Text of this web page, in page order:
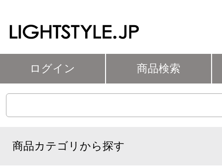
ログイン 商品検索
商品カテゴリから探す